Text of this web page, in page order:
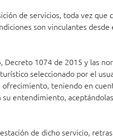
de servicios, toda vez que
son vinculantes
1074 de 2015 y las
seleccionado por el
teniendo en
entendimiento,
de dicho servicio,